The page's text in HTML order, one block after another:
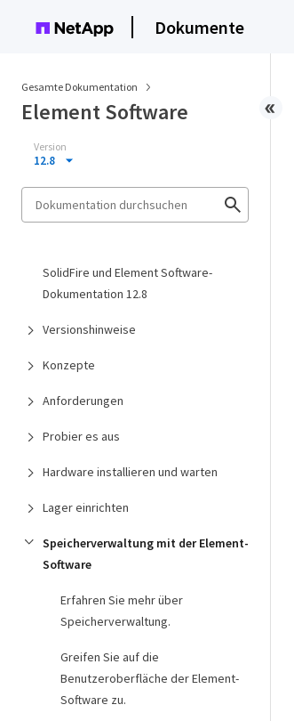
Dokumente
Gesamte Dokumentation
Element Software
Version
12.8
SolidFire und Element Software-
Dokumentation 12.8
Versionshinweise
Konzepte
Anforderungen
Probier es aus
Hardware installieren und warten
Lager einrichten
Speicherverwaltung mit der Element-
Software
Erfahren Sie mehr über
Speicherverwaltung.
Greifen Sie auf die
Benutzeroberfläche der Element-
Software zu.